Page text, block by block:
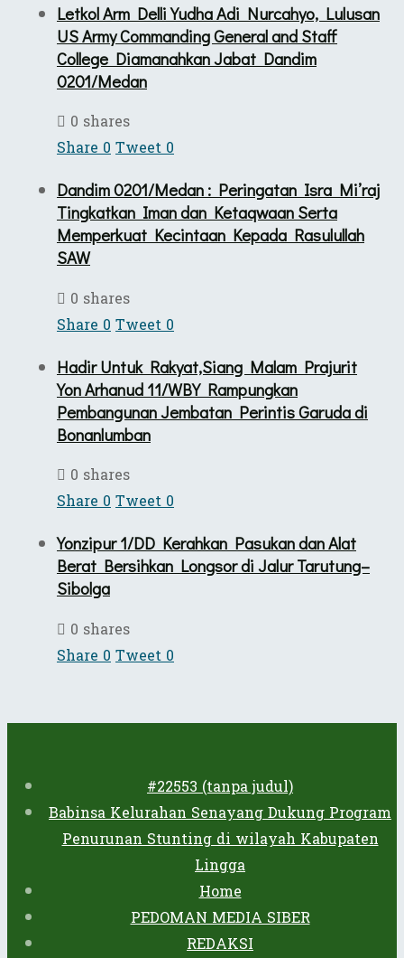
Letkol Arm Delli Yudha Adi Nurcahyo, Lulusan
US Army Commanding General and Staff
College Diamanahkan Jabat Dandim
0201/Medan
0 shares
Share0Tweet0
Dandim 0201/Medan : Peringatan Isra Mi’raj
Tingkatkan Iman dan Ketaqwaan Serta
Memperkuat Kecintaan Kepada Rasulullah
SAW
0 shares
Share0Tweet0
Hadir Untuk Rakyat,Siang Malam Prajurit
Yon Arhanud 11/WBY Rampungkan
Pembangunan Jembatan Perintis Garuda di
Bonanlumban
0 shares
Share0Tweet0
Yonzipur 1/DD Kerahkan Pasukan dan Alat
Berat Bersihkan Longsor di Jalur Tarutung–
Sibolga
0 shares
Share0Tweet0
#22553 (tanpa judul)
Babinsa Kelurahan Senayang Dukung Program
Penurunan Stunting di wilayah Kabupaten
Lingga
Home
PEDOMAN MEDIA SIBER
REDAKSI